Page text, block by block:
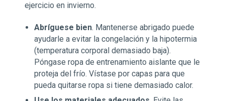
ejercicio en invierno.
Abríguese bien. Mantenerse abrigado puede
ayudarle a evitar la congelación y la hipotermia
(temperatura corporal demasiado baja).
Póngase ropa de entrenamiento aislante que le
proteja del frío. Vístase por capas para que
pueda quitarse ropa si tiene demasiado calor.